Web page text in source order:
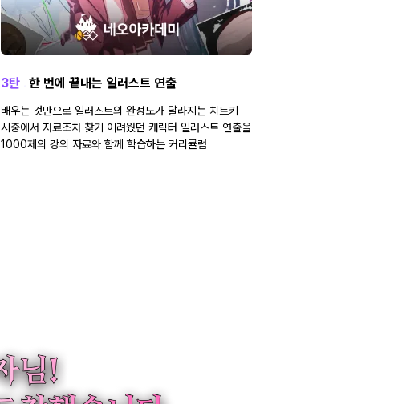
3탄 한 번에 끝내는 일러스트 연출
배우는 것만으로 일러스트의 완성도가 달라지는 치트키
시중에서 자료조차 찾기 어려웠던 캐릭터 일러스트 연출을
1000제의 강의 자료와 함께 학습하는 커리큘럼